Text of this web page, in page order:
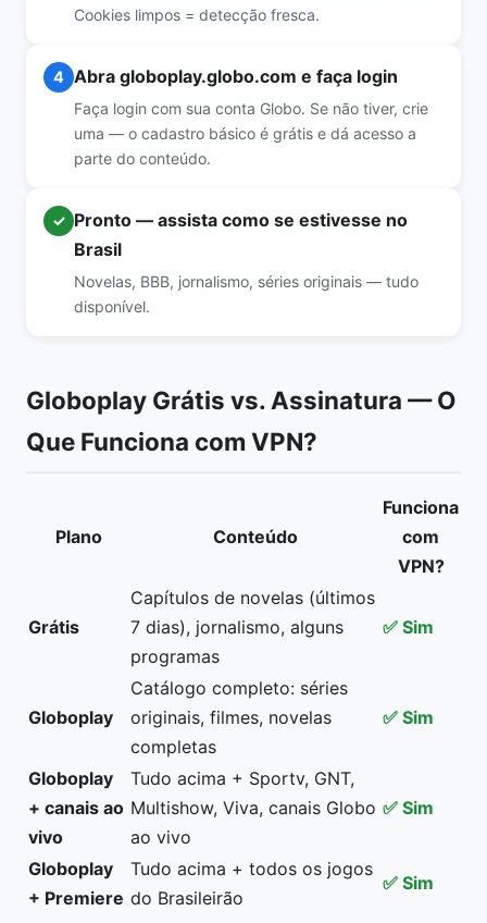
Cookies limpos = detecção fresca.
4 Abra globoplay.globo.com e faça login
Faça login com sua conta Globo. Se não tiver, crie
uma — o cadastro básico é grátis e dá acesso a
parte do conteúdo.
✓ Pronto — assista como se estivesse no
Brasil
Novelas, BBB, jornalismo, séries originais — tudo
disponível.
Globoplay Grátis vs. Assinatura — O
Que Funciona com VPN?
Plano Conteúdo
Funciona
com
VPN?
Grátis
Capítulos de novelas (últimos
7 dias), jornalismo, alguns
programas
✅ Sim
Globoplay
Catálogo completo: séries
originais, filmes, novelas
completas
✅ Sim
Globoplay
+ canais ao
vivo
Tudo acima + Sportv, GNT,
Multishow, Viva, canais Globo
ao vivo
✅ Sim
Globoplay
+ Premiere
Tudo acima + todos os jogos
do Brasileirão
✅ Sim